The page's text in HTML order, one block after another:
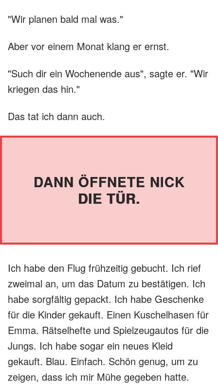
"Wir planen bald mal was."
Aber vor einem Monat klang er ernst.
"Such dir ein Wochenende aus", sagte er. "Wir
kriegen das hin."
Das tat ich dann auch.
DANN ÖFFNETE NICK
DIE TÜR.
Ich habe den Flug frühzeitig gebucht. Ich rief
zweimal an, um das Datum zu bestätigen. Ich
habe sorgfältig gepackt. Ich habe Geschenke
für die Kinder gekauft. Einen Kuschelhasen für
Emma. Rätselhefte und Spielzeugautos für die
Jungs. Ich habe sogar ein neues Kleid
gekauft. Blau. Einfach. Schön genug, um zu
zeigen, dass ich mir Mühe gegeben hatte.